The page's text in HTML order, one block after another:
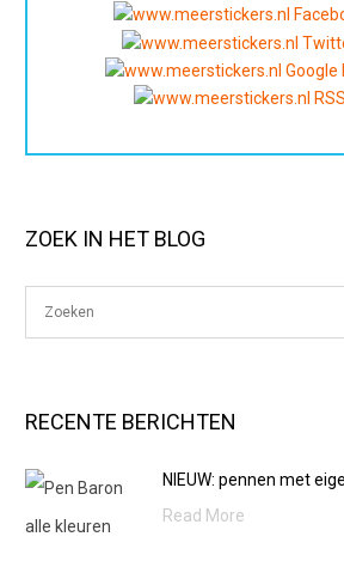
ZOEK IN HET BLOG
RECENTE BERICHTEN
NIEUW: pennen met
Read More